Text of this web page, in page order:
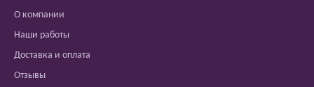
О компании
Наши работы
Доставка и оплата
Отзывы